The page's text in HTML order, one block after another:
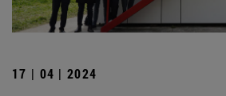
17 | 04 | 2024